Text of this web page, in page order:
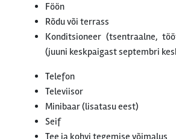
Föön
Rõdu või terrass
Konditsioneer (tsentraalne,
(juuni keskpaigast septembri
Telefon
Televiisor
Minibaar (lisatasu eest)
Seif
Tee ja kohvi tegemise võimalus